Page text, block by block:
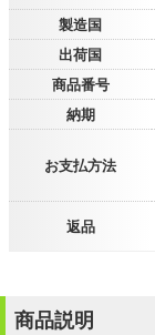
製造国
出荷国
商品番号
納期
お支払方法
返品
商品説明